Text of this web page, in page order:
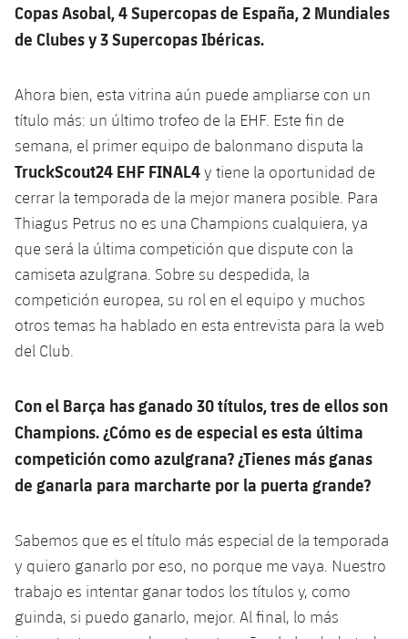
Estadi Johan Cruyff
Ciutat Esportiva
La Masia
plusicon
más
Servicios
Servicios Médicos
Accesibilidad
plusicon
más
Acreditaciones
Instalaciones
Copas Asobal, 4 Supercopas de España, 2 Mundiales
de Clubes y 3 Supercopas Ibéricas.
Ahora bien, esta vitrina aún puede ampliarse con un
título más: un último trofeo de la EHF. Este fin de
semana, el primer equipo de balonmano disputa la
TruckScout24 EHF FINAL4y tiene la oportunidad de
cerrar la temporada de la mejor manera posible. Para
Thiagus Petrus no es una Champions cualquiera, ya
que será la última competición que dispute con la
camiseta azulgrana. Sobre su despedida, la
competición europea, su rol en el equipo y muchos
otros temas ha hablado en esta entrevista para la web
del Club.
Con el Barça has ganado 30 títulos, tres de ellos son
Champions. ¿Cómo es de especial es esta última
competición como azulgrana? ¿Tienes más ganas
de ganarla para marcharte por la puerta grande?
Sabemos que es el título más especial de la temporada
y quiero ganarlo por eso, no porque me vaya. Nuestro
trabajo es intentar ganar todos los títulos y, como
guinda, si puedo ganarlo, mejor. Al final, lo más